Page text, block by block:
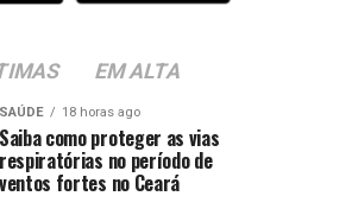
EM ALTA
SAÚDE 18 horas ago
Saiba como proteger as vias
respiratórias no período de
ventos fortes no Ceará